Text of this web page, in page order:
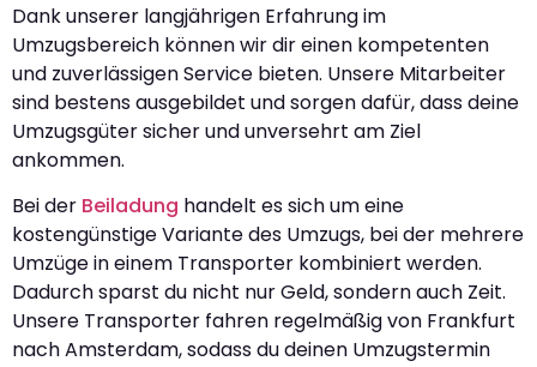
Dank unserer langjährigen Erfahrung im
Umzugsbereich können wir dir einen kompetenten
und zuverlässigen Service bieten. Unsere Mitarbeiter
sind bestens ausgebildet und sorgen dafür, dass deine
Umzugsgüter sicher und unversehrt am Ziel
ankommen.
Bei der Beiladung handelt es sich um eine
kostengünstige Variante des Umzugs, bei der mehrere
Umzüge in einem Transporter kombiniert werden.
Dadurch sparst du nicht nur Geld, sondern auch Zeit.
Unsere Transporter fahren regelmäßig von Frankfurt
nach Amsterdam, sodass du deinen Umzugstermin